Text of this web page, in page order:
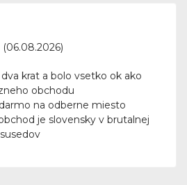
(06.08.2026)
krat a bolo vsetko ok ako
obchodu
na odberne miesto
je slovensky v brutalnej